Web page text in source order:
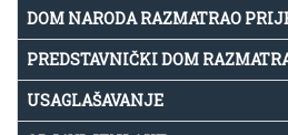
DOM NARODA RAZMATRAO
PREDSTAVNIČKI DOM
USAGLAŠAVANJE